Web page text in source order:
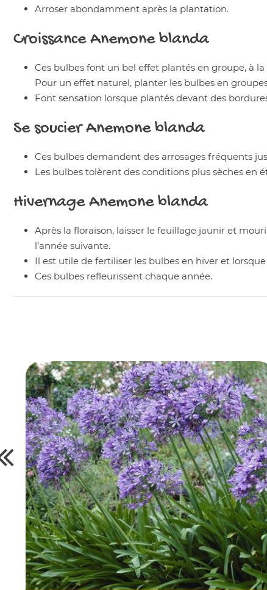
Arroser abondamment après la plantation.
CroissanceAnemone blanda
Ces bulbes font un bel effet plantés en groupe, à la
Pour un effet naturel, planter les bulbes en
Font sensation lorsque plantés devant des
Se soucierAnemone blanda
Ces bulbes demandent des arrosages fréquents
Les bulbes tolèrent des conditions plus sèches en
HivernageAnemone blanda
Après la floraison, laisser le feuillage jaunir et
l’année suivante.
Il est utile de fertiliser les bulbes en hiver et
Ces bulbes refleurissent chaque année.